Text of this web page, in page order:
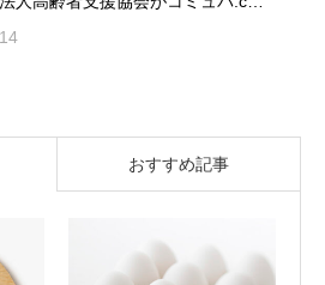
おすすめ記事